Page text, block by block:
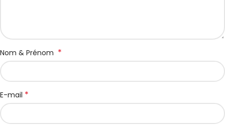
Nom & Prénom *
E-mail *